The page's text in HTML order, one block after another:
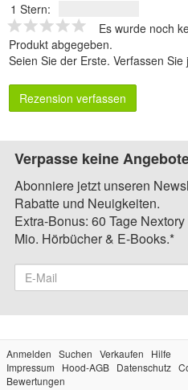
1 Stern:
Es wurde noch
Produkt abgegeben.
Seien Sie der Erste. Verfassen
Rezension verfassen
Verpasse keine
Abonniere jetzt unseren
Rabatte und Neuigkeiten.
Extra-Bonus: 60 Tage
Mio. Hörbücher & E-Books.*
Anmelden Suchen Verkaufen
Hilfe
Impressum
Hood-AGB Datenschutz
Bewertungen